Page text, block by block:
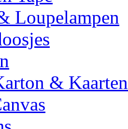
Loupelampen
& Kaarten